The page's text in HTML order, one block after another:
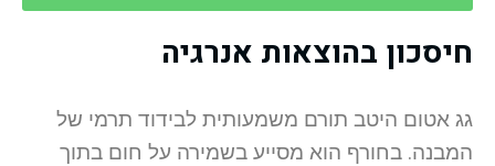
חיסכון בהוצאות אנרגיה
גג אטום היטב תורם משמעותית לבידוד תרמי של
המבנה. בחורף הוא מסייע בשמירה על חום בתוך